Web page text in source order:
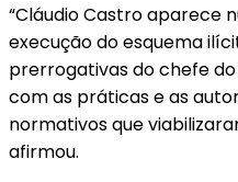
“Cláudio Castro aparece
execução do esquema
prerrogativas do chefe do
com as práticas e as
normativos que
afirmou.